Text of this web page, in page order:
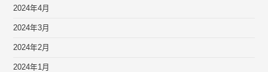
2024年4月
2024年3月
2024年2月
2024年1月